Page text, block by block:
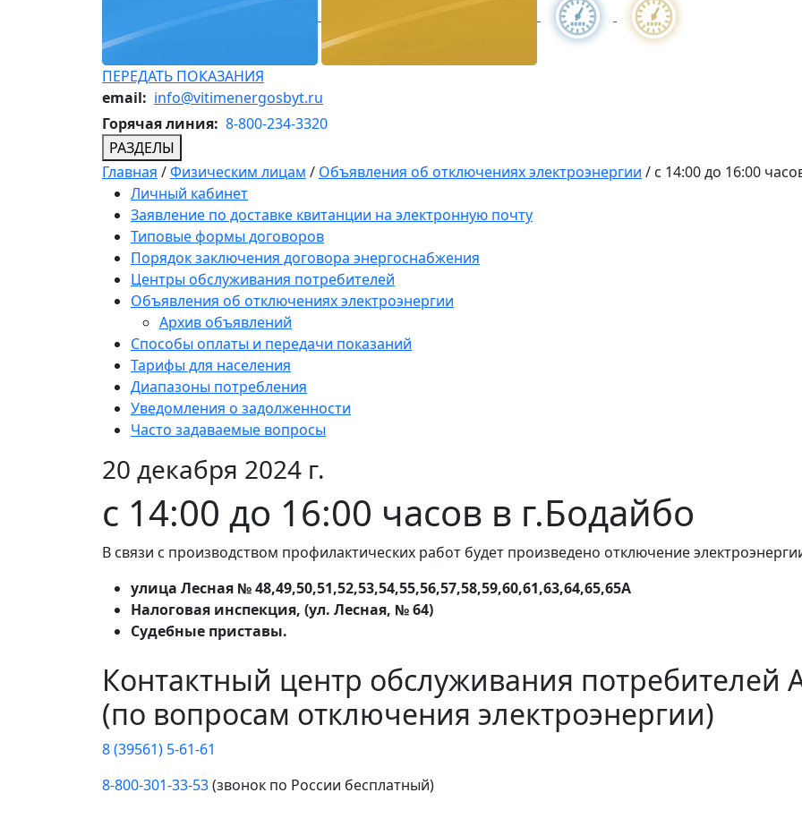
ПЕРЕДАТЬ ПОКАЗАНИЯ
email: info@vitimenergosbyt.ru
Горячая линия: 8-800-234-3320
РАЗДЕЛЫ
Главная /Физическим лицам / Объявления об отключениях электроэнергии / с 14:00 до 16:00
Личный кабинет
Заявление по доставке квитанции на электронную почту
Типовые формы договоров
Порядок заключения договора энергоснабжения
Центры обслуживания потребителей
Объявления об отключениях электроэнергии
Архив объявлений
Способы оплаты и передачи показаний
Тарифы для населения
Диапазоны потребления
Уведомления о задолженности
Часто задаваемые вопросы
20 декабря 2024 г.
с 14:00 до 16:00 часов в г.Бодайбо
В связи с производством профилактических работ будет произведено отключение
улица Лесная № 48,49,50,51,52,53,54,55,56,57,58,59,60,61,63,64,65,65А
Налоговая инспекция, (ул. Лесная, № 64)
Судебные приставы.
Контактный центр обслуживания потребителей
(по вопросам отключения электроэнергии)
8 (39561) 5-61-61
8-800-301-33-53(звонок по России бесплатный)